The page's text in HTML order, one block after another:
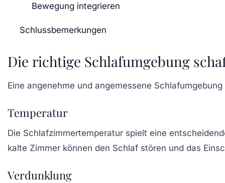
Bewegung integrieren
Schlussbemerkungen
Die richtige Schlafumgebung
Eine angenehme und angemessene
Temperatur
Die Schlafzimmertemperatur spielt eine
kalte Zimmer können den Schlaf stören und das
Verdunklung